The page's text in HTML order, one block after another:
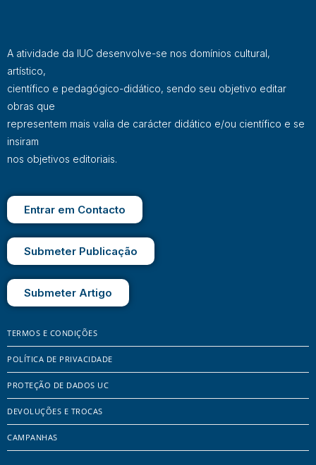
A atividade da IUC desenvolve-se nos domínios cultural,
artístico,
científico e pedagógico-didático, sendo seu objetivo editar
obras que
representem mais valia de carácter didático e/ou científico e se
insiram
nos objetivos editoriais.
Entrar em Contacto
Submeter Publicação
Submeter Artigo
TERMOS E CONDIÇÕES
POLÍTICA DE PRIVACIDADE
PROTEÇÃO DE DADOS UC
DEVOLUÇÕES E TROCAS
CAMPANHAS